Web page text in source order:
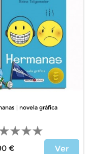
| novela gráfica
€
Ver